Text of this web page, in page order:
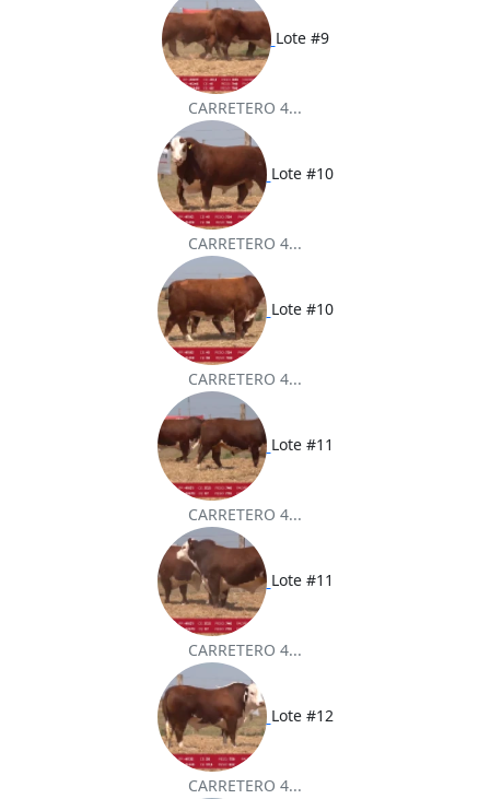
Lote #9
CARRETERO 4...
Lote #10
CARRETERO 4...
Lote #10
CARRETERO 4...
Lote #11
CARRETERO 4...
Lote #11
CARRETERO 4...
Lote #12
CARRETERO 4...